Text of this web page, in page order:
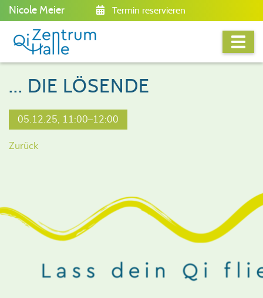
Nicole Meier Termin reservieren
... DIE LÖSENDE
05.12.25, 11:00–12:00
Zurück